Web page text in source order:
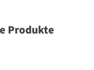
Produkte